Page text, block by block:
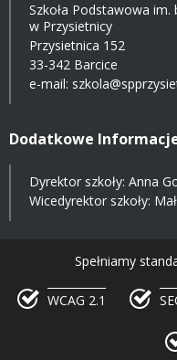
Szkoła Podstawowa im.
w Przysietnicy
Przysietnica 152
33-342 Barcice
e-mail:
Dodatkowe
Dyrektor szkoły: Anna
Wicedyrektor szkoły:
Spełniamy
WCAG 2.1